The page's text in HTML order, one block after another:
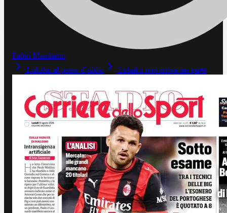
Fabio Mandarini
Lukaku al passo d'addio
Lukaku non arriva ma parte